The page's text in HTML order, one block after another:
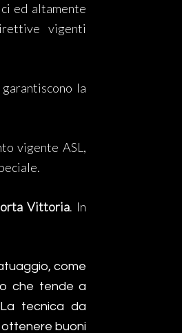
ed altamente
vigenti
la
vigente ASL,
Vittoria. In
come
che tende a
tecnica da
buoni